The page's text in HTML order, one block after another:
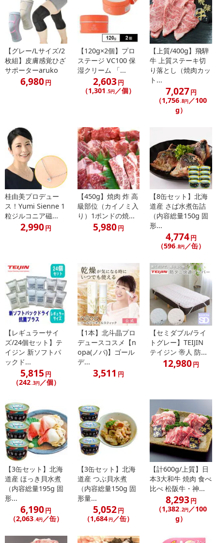
・極端に高温または低温の場所、直射日光のあたる場所には保管
しないでください。
注意事項
【賞味・消費期限のある商品について】
商品到着時点でのお日持ち期間は、配送日数などにより異なります
のでご了承ください。
記載されている内容を必ずご確認いただき、お届けする商品セット
にご納得いただきましたうえでお申し込みください。
※パッケージ変更や商品リニューアル（成分など含む）等により、
参考の掲載画像や画像内のバーコードなど、お届け商品と多少異な
る場合がございます。
また、[新たな加工食品の原料原産地表示制度]の経過措置期間の終
了により、商品詳細内に記載の原産国・原材料の表記が旧表記の場
合がございます。
あらかじめご了承いただいた上でお申込みください。なお、本理由
によるお申込み後のキャンセル・返品交換は対応いたしかねます。
※送料はお試し費用に含まれております。
※d払い、PayPay、au PAY、au PAY（auかんたん決済）、ソフトバ
ンクまとめて支払い、楽天ペイ、メルペイ、AEON Pay、Amazon
Payでお支払いの場合、決済のため外部サイトへ遷移します。
※予約商品は決済手段ごとに定められた決済期限日にお支払いを完
了することがございます。ご了承いただいたうえでお申し込みくだ
さい。
【配送伝票番号について】
※配送形態がメール便の商品については、商品の発送完了後、配送
伝票番号がマイページに表示されない場合もございます。
※配送日時の指定が可能な商品の場合、商品によってご指定できる
配送日、配送時間が異なる可能性がございます。
カート機能をご利用の場合は、配送日時指定をご利用いただけませ
ん。
発送日カレンダー
【グレー/Lサイズ/2
枚組】皮膚感覚ひざ
サポーターaruko
6,980円
【120g×2個】プロ
ステージ VC100 保
湿クリーム 「...
2,603円
（1,301 .5円 ／個）
【上質/400g】飛騨
牛 上質ステーキ切
り落とし（焼肉カッ
ト...
7,027円
（1,756.8円 ／100
g）
桂由美プロデュー
ス！Yumi Sienne 1
粒ジルコニア磁...
2,990円
【450g】焼肉 炸 高
級部位（カイノミ入
り）1ポンドの焼...
5,980円
【8缶セット】北海
道産 さば水煮缶詰
（内容総量150g 固
形...
4,774円
（596.8円／缶）
【レギュラーサイ
ズ/24個セット】テ
イジン 新ソフトパ
ックド...
5,815 円
（242.3円／個）
【1本】北斗晶プロ
デュースコスメ【n
opa(ノパ)】ゴール
デ...
3,511 円
【セミダブル/ライ
トグレー】TEIJIN
テイジン 帝人 防...
12,980円
【3缶セット】北海
道産 ほっき貝水煮
（内容総量195g 固
形...
6,190円
（2,063.4円／缶）
【3缶セット】北海
道産 つぶ貝水煮
（内容総量150g 固
形量...
5,052円
（1,684 円 ／缶）
【計600g/上質】日
本3大和牛 焼肉 食べ
比べ 松阪牛・神...
8,293円
（1,382.2円 ／100
g）